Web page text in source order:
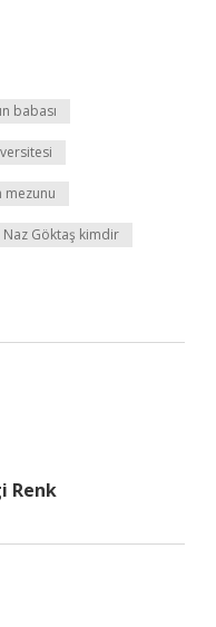
babası
mezunu
Naz Göktaş kimdir
Renk